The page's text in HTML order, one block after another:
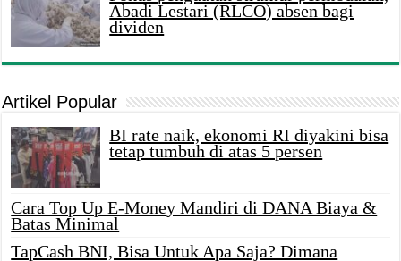
Abadi Lestari (RLCO) absen bagi
dividen
Artikel Popular
BI rate naik, ekonomi RI diyakini bisa
tetap tumbuh di atas 5 persen
Cara Top Up E-Money Mandiri di DANA Biaya &
Batas Minimal
TapCash BNI, Bisa Untuk Apa Saja? Dimana